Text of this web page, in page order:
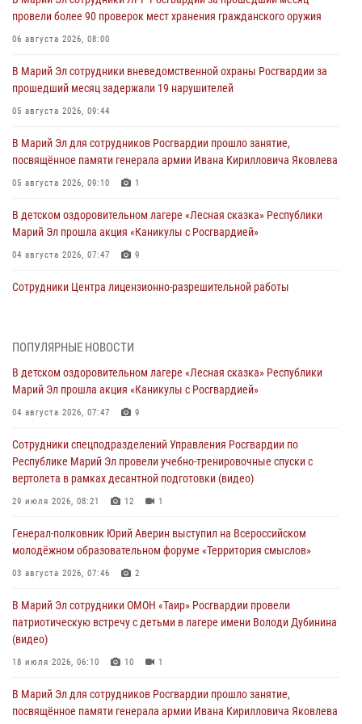
провели более 90 проверок мест хранения гражданского оружия
06 августа 2026, 08:00
В Марий Эл сотрудники вневедомственной охраны Росгвардии за
прошедший месяц задержали 19 нарушителей
05 августа 2026, 09:44
В Марий Эл для сотрудников Росгвардии прошло занятие,
посвящённое памяти генерала армии Ивана Кирилловича Яковлева
05 августа 2026, 09:10 1
В детском оздоровительном лагере «Лесная сказка» Республики
Марий Эл прошла акция «Каникулы с Росгвардией»
04 августа 2026, 07:47 9
Сотрудники Центра лицензионно-разрешительной работы
04 августа 2026, 06:46
В Йошкар-Оле для сотрудников Росгвардии провели занятие по
антикоррупционной тематике
04 августа 2026, 06:06 2
Генерал-полковник Юрий Аверин выступил на Всероссийском
молодёжном образовательном форуме «Территория смыслов»
03 августа 2026, 07:46
празднования Дня ВДВ и проведения матчевого турнира на Кубок
Раимкуля Малахбекова
03 августа 2026, 06:52 7
Центральная войсковая комендатура Росгвардии отмечает день
образования 2 августа
02 августа 2026, 11:44
ПОПУЛЯРНЫЕ НОВОСТИ
В детском оздоровительном лагере «Лесная сказка» Республики
Марий Эл прошла акция «Каникулы с Росгвардией»
04 августа 2026, 07:47 9
Сотрудники спецподразделений Управления Росгвардии по
Республике Марий Эл провели учебно-тренировочные спуски с
вертолета в рамках десантной подготовки (видео)
29 июля 2026, 08:21 12 1
Генерал-полковник Юрий Аверин выступил на Всероссийском
молодёжном образовательном форуме «Территория смыслов»
03 августа 2026, 07:46 2
В Марий Эл сотрудники ОМОН «Таир» Росгвардии провели
патриотическую встречу с детьми в лагере имени Володи Дубинина
(видео)
18 июля 2026, 06:10 10 1
В Марий Эл для сотрудников Росгвардии прошло занятие,
посвящённое памяти генерала армии Ивана Кирилловича Яковлева